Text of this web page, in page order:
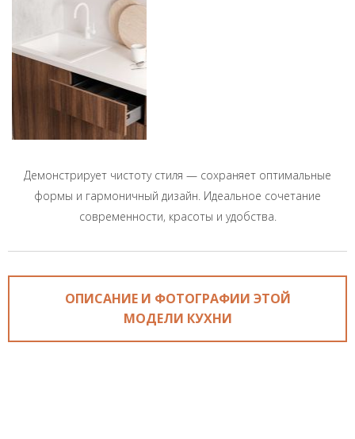
Демонстрирует чистоту стиля — сохраняет оптимальные
формы и гармоничный дизайн. Идеальное сочетание
современности, красоты и удобства.
ОПИСАНИЕ И ФОТОГРАФИИ ЭТОЙ
МОДЕЛИ КУХНИ